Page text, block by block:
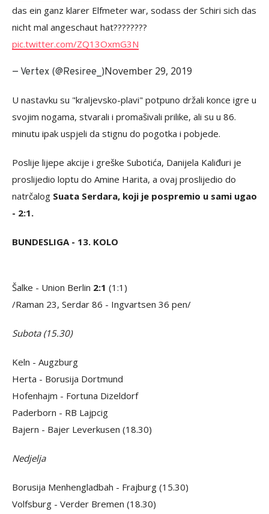
das ein ganz klarer Elfmeter war, sodass der Schiri sich das
nicht mal angeschaut hat????????
pic.twitter.com/ZQ13OxmG3N
— Vertex (@Resiree_)November 29, 2019
U nastavku su "kraljevsko-plavi" potpuno držali konce igre u
svojim nogama, stvarali i promašivali prilike, ali su u 86.
minutu ipak uspjeli da stignu do pogotka i pobjede.
Poslije lijepe akcije i greške Subotića, Danijela Kaliđuri je
proslijedio loptu do Amine Harita, a ovaj proslijedio do
natrčalog Suata Serdara, koji je pospremio u sami ugao
- 2:1.
BUNDESLIGA - 13. KOLO
Šalke - Union Berlin 2:1 (1:1)
/Raman 23, Serdar 86 - Ingvartsen 36 pen/
Subota (15.30)
Keln - Augzburg
Herta - Borusija Dortmund
Hofenhajm - Fortuna Dizeldorf
Paderborn - RB Lajpcig
Bajern - Bajer Leverkusen (18.30)
Nedjelja
Borusija Menhengladbah - Frajburg (15.30)
Volfsburg - Verder Bremen (18.30)